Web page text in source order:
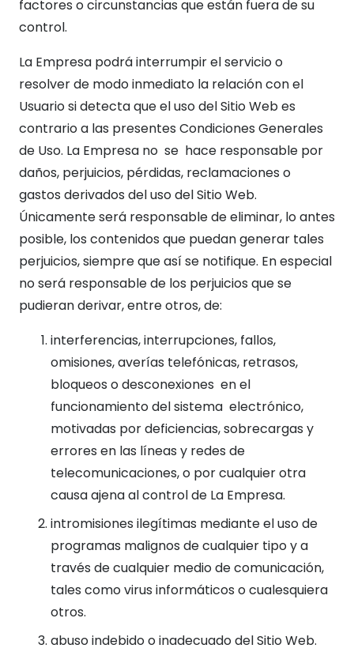
factores o circunstancias que están fuera de su
control.
La Empresa podrá interrumpir el servicio o
resolver de modo inmediato la relación con el
Usuario si detecta que el uso del Sitio Web es
contrario a las presentes Condiciones Generales
de Uso. La Empresa no se hace responsable por
daños, perjuicios, pérdidas, reclamaciones o
gastos derivados del uso del Sitio Web.
Únicamente será responsable de eliminar, lo antes
posible, los contenidos que puedan generar tales
perjuicios, siempre que así se notifique. En especial
no será responsable de los perjuicios que se
pudieran derivar, entre otros, de:
interferencias, interrupciones, fallos,
omisiones, averías telefónicas, retrasos,
bloqueos o desconexiones en el
funcionamiento del sistema electrónico,
motivadas por deficiencias, sobrecargas y
errores en las líneas y redes de
telecomunicaciones, o por cualquier otra
causa ajena al control de La Empresa.
intromisiones ilegítimas mediante el uso de
programas malignos de cualquier tipo y a
través de cualquier medio de comunicación,
tales como virus informáticos o cualesquiera
otros.
abuso indebido o inadecuado del Sitio Web.